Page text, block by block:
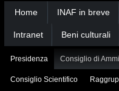
Home INAF in breve
Intranet Beni culturali
Presidenza Consiglio di
Consiglio Scientifico